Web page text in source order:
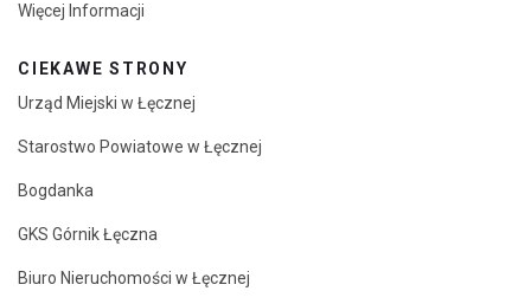
Więcej Informacji
CIEKAWE STRONY
Urząd Miejski w Łęcznej
Starostwo Powiatowe w Łęcznej
Bogdanka
GKS Górnik Łęczna
Biuro Nieruchomości w Łęcznej